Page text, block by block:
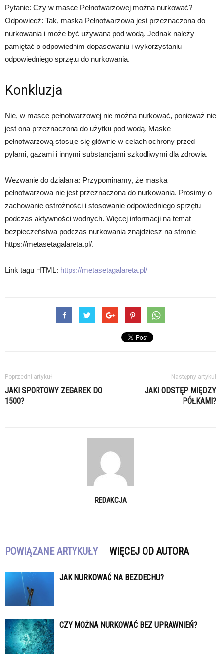
Pytanie: Czy w masce Pełnotwarzowej można nurkować?
Odpowiedź: Tak, maska Pełnotwarzowa jest przeznaczona do
nurkowania i może być używana pod wodą. Jednak należy
pamiętać o odpowiednim dopasowaniu i wykorzystaniu
odpowiedniego sprzętu do nurkowania.
Konkluzja
Nie, w masce pełnotwarzowej nie można nurkować, ponieważ nie
jest ona przeznaczona do użytku pod wodą. Maske
pełnotwarzową stosuje się głównie w celach ochrony przed
pyłami, gazami i innymi substancjami szkodliwymi dla zdrowia.
Wezwanie do działania: Przypominamy, że maska
pełnotwarzowa nie jest przeznaczona do nurkowania. Prosimy o
zachowanie ostrożności i stosowanie odpowiedniego sprzętu
podczas aktywności wodnych. Więcej informacji na temat
bezpieczeństwa podczas nurkowania znajdziesz na stronie
https://metasetagalareta.pl/.
Link tagu HTML: https://metasetagalareta.pl/
Poprzedni artykuł
JAKI SPORTOWY ZEGAREK DO
1500?
Następny artykuł
JAKI ODSTĘP MIĘDZY
PÓŁKAMI?
REDAKCJA
POWIĄZANE ARTYKUŁY WIĘCEJ OD AUTORA
JAK NURKOWAĆ NA BEZDECHU?
CZY MOŻNA NURKOWAĆ BEZ UPRAWNIEŃ?